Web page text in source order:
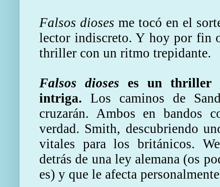
Falsos dioses me tocó en el
lector indiscreto. Y hoy por fin
thriller con un ritmo trepidante.
Falsos dioses es un thriller
intriga. Los caminos de
cruzarán. Ambos en bandos
verdad. Smith, descubriendo
vitales para los británicos.
detrás de una ley alemana (os
es) y que le afecta